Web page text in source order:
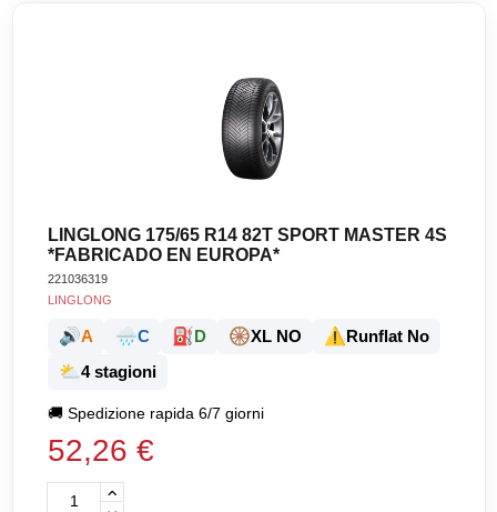
LINGLONG 175/65 R14 82T SPORT MASTER 4S
*FABRICADO EN EUROPA*
221036319
LINGLONG
🔊A 🌧️C ⛽D 🛞XL NO ⚠️Runflat No
⛅4 stagioni
🚚Spedizione rapida 6/7 giorni
52,26 €